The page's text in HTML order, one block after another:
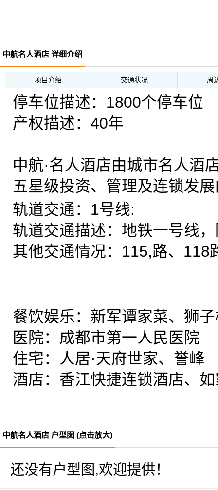
中航名人酒店 详细介绍
项目介绍 交通状况 周
停车位描述：1800个停车位
产权描述：40年
中航·名人酒店由城市名人酒
五星级投资、管理及连锁发
饭店开始，历经十余年的发
分布于浙江、江苏、四川、
理集团之一，另有已签约、
起，形成了规模化、连锁化
五星级酒店。
轨道交通：1号线:
轨道交通描述：地铁一号线
其他交通情况：115,路、
餐饮娱乐：新军谭家菜、狮
医院：成都市第一人民医院
住宅：人居·天府世家、誉峰
酒店：香江快捷连锁酒店、
中航名人酒店 户型图 (点击放大)
还没有户型图,欢迎提供！